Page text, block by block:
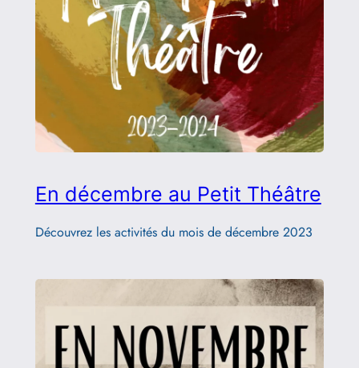
En décembre au Petit Théâtre
Découvrez les activités du mois de décembre 2023